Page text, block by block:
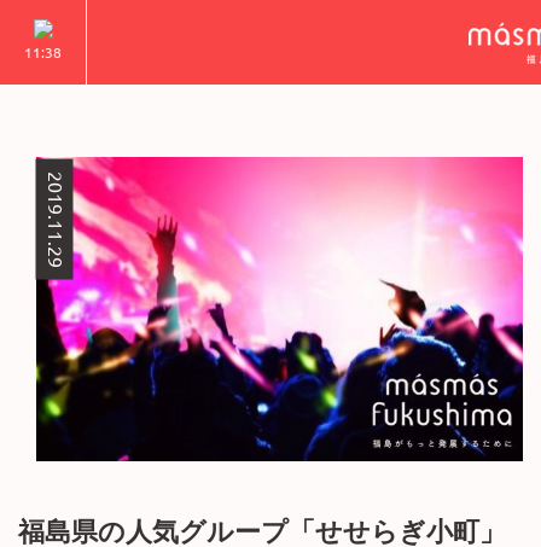
11:38
2019.11.29
福島県の人気グループ「せせらぎ小町」